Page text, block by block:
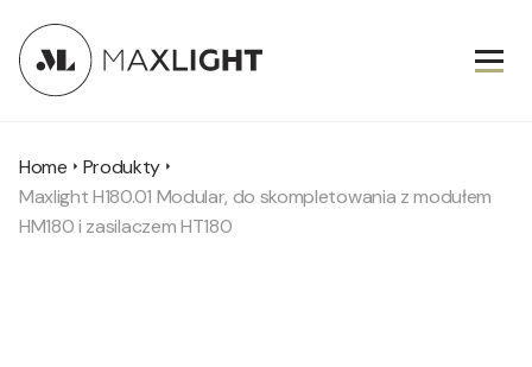
Home
Produkty
Maxlight H180.01 Modular, do skompletowania z modułem
HM180 i zasilaczem HT180